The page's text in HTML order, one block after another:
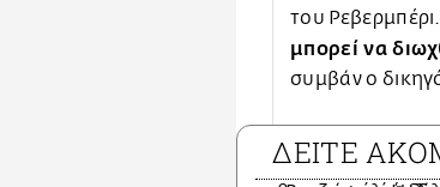
του Ρεβερμπέρι.
μπορεί να
συμβάν ο
ΔΕΙΤΕ